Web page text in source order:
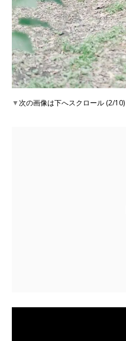
▼次の画像は下へスクロール (2/10)